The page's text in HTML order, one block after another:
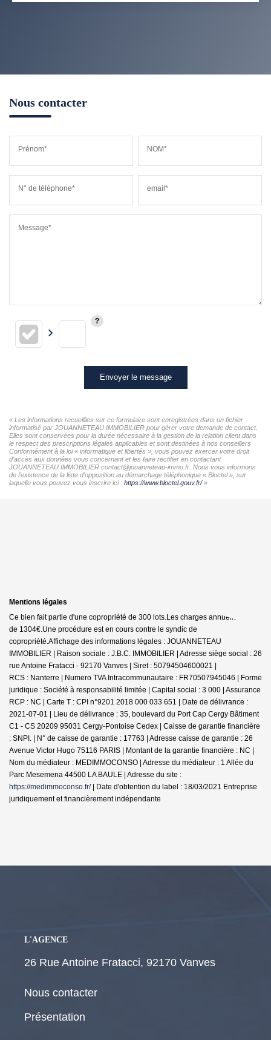
Nous contacter
Prénom* NOM*
N° de téléphone* email*
Message*
Envoyer le message
« Les informations recueillies sur ce formulaire sont enregistrées dans un fichier
informatisé par JOUANNETEAU IMMOBILIER pour gérer votre demande de contact.
Elles sont conservées pour la durée nécessaire à la gestion de la relation client dans
le respect des prescriptions légales applicables et sont destinées à nos conseillers
Conformément à la loi « informatique et libertés », vous pouvez exercer votre droit
d'accès aux données vous concernant et les faire rectifier en contactant
JOUANNETEAU IMMOBILIER contact@jouanneteau-immo.fr. Nous vous informons
de l'existence de la liste d'opposition au démarchage téléphonique « Bloctel », sur
laquelle vous pouvez vous inscrire ici : https://www.bloctel.gouv.fr/»
Mentions légales
Ce bien fait partie d'une copropriété de 300 lots.Les charges annuelles sont
de 1304€. Une procédure est en cours contre le syndic de
copropriété. Affichage des informations légales : JOUANNETEAU
IMMOBILIER | Raison sociale : J.B.C. IMMOBILIER | Adresse siège social : 26
rue Antoine Fratacci - 92170 Vanves | Siret : 50794504600021 |
RCS : Nanterre | Numero TVA Intracommunautaire : FR70507945046 | Forme
juridique : Société à responsabilité limitée | Capital social : 3 000 | Assurance
RCP : NC | Carte T : CPI n°9201 2018 000 033 651 | Date de délivrance :
2021-07-01 | Lieu de délivrance : 35, boulevard du Port Cap Cergy Bâtiment
C1 - CS 20209 95031 Cergy-Pontoise Cedex | Caisse de garantie financière
: SNPI. | N° de caisse de garantie : 17763 | Adresse caisse de garantie : 26
Avenue Victor Hugo 75116 PARIS | Montant de la garantie financière : NC |
Nom du médiateur : MEDIMMOCONSO | Adresse du médiateur : 1 Allée du
Parc Mesemena 44500 LA BAULE | Adresse du site :
https://medimmoconso.fr/| Date d'obtention du label : 18/03/2021 Entreprise
juridiquement et financièrement indépendante
L'AGENCE
26 Rue Antoine Fratacci, 92170 Vanves
Nous contacter
Présentation